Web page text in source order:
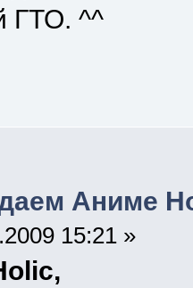
ГТО. ^^
Аниме
15:21 »